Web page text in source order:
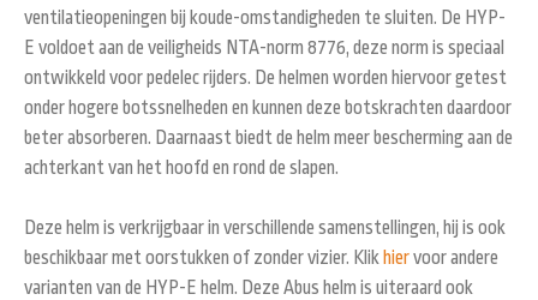
ventilatieopeningen bij koude-omstandigheden te sluiten. De HYP-
E voldoet aan de veiligheids NTA-norm 8776, deze norm is speciaal
ontwikkeld voor pedelec rijders. De helmen worden hiervoor getest
onder hogere botssnelheden en kunnen deze botskrachten daardoor
beter absorberen. Daarnaast biedt de helm meer bescherming aan de
achterkant van het hoofd en rond de slapen.
Deze helm is verkrijgbaar in verschillende samenstellingen, hij is ook
beschikbaar met oorstukken of zonder vizier. Klik hiervoor andere
varianten van de HYP-E helm. Deze Abus helm is uiteraard ook